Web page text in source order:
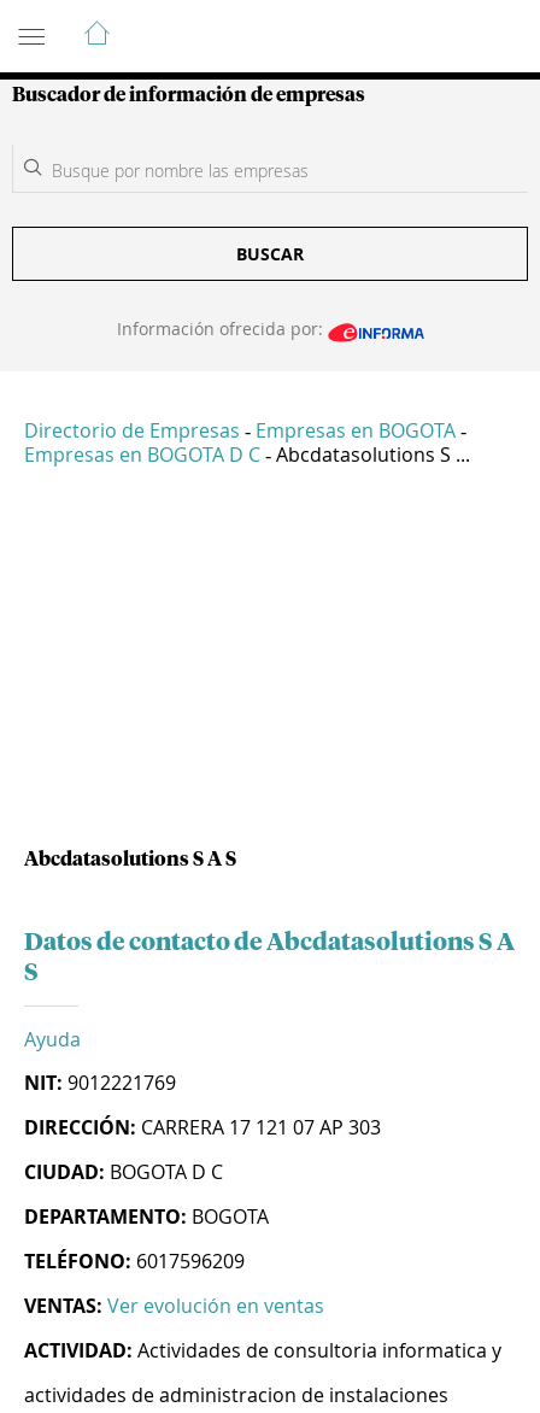
Guía de Empresas Colombianas
Buscador de información de empresas
BUSCAR
Información ofrecida por:
Directorio de Empresas - Empresas en BOGOTA -
Empresas en BOGOTA D C - Abcdatasolutions S ...
Abcdatasolutions S A S
Datos de contacto de Abcdatasolutions S A
S
Ayuda
NIT: 9012221769
DIRECCIÓN: CARRERA 17 121 07 AP 303
CIUDAD: BOGOTA D C
DEPARTAMENTO: BOGOTA
TELÉFONO: 6017596209
VENTAS: Ver evolución en ventas
ACTIVIDAD: Actividades de consultoria informatica y
actividades de administracion de instalaciones